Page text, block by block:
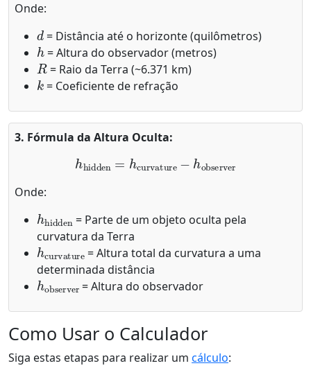
Onde:
d
= Distância até o horizonte (quilômetros)
h
= Altura do observador (metros)
R
= Raio da Terra (~6.371 km)
k
= Coeficiente de refração
3. Fórmula da Altura Oculta:
hidden hcurvature h observer
Onde:
h
= Parte de um objeto oculta pela
curvatura da Terra
hcurvature
= Altura total da curvatura a uma
determinada distância
hobserver
= Altura do observador
Como Usar o Calculador
Siga estas etapas para realizar um cálculo: